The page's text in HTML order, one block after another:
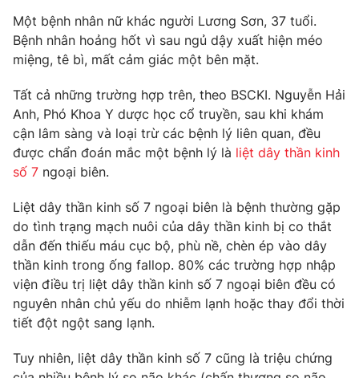
Giải sao mai
Sao
Làm đẹp
Chất lượng cuộc sống
Giáo dục
Tuyển sinh
Học trực tuyến
Công nghệ
Hitech Công nghệ tương lai
Sản phẩm
Thị trường
Giao lưu trực tuyến
Lịch phát sóng
Chuyên mục khác
Emagazine Podcast
Photo Infographic
Một bệnh nhân nữ khác người Lương Sơn, 37 tuổi.
Bệnh nhân hoảng hốt vì sau ngủ dậy xuất hiện méo
miệng, tê bì, mất cảm giác một bên mặt.
Tất cả những trường hợp trên, theo BSCKI. Nguyễn Hải
Anh, Phó Khoa Y dược học cổ truyền, sau khi khám
cận lâm sàng và loại trừ các bệnh lý liên quan, đều
được chẩn đoán mắc một bệnh lý là liệt dây thần kinh
số 7 ngoại biên.
Liệt dây thần kinh số 7 ngoại biên là bệnh thường gặp
do tình trạng mạch nuôi của dây thần kinh bị co thắt
dẫn đến thiếu máu cục bộ, phù nề, chèn ép vào dây
thần kinh trong ống fallop. 80% các trường hợp nhập
viện điều trị liệt dây thần kinh số 7 ngoại biên đều có
nguyên nhân chủ yếu do nhiễm lạnh hoặc thay đổi thời
tiết đột ngột sang lạnh.
Tuy nhiên, liệt dây thần kinh số 7 cũng là triệu chứng